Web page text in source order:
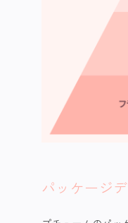
パッケージ